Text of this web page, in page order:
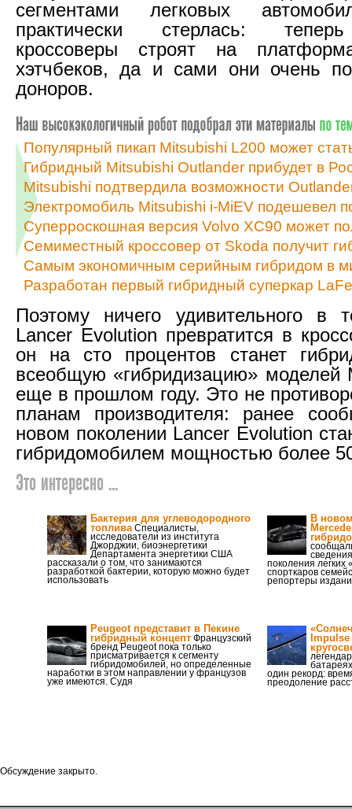
сегментами легковых
практически стерлась:
кроссоверы строят на
хэтчбеков, да и сами они очень
доноров.
Популярный пикап Mitsubishi L200 может
Гибридный Mitsubishi Outlander прибудет в
Mitsubishi подтвердила возможности
Электромобиль Mitsubishi i-MiEV подешевел
Суперроскошная версия Volvo XC90 может
Семиместный кроссовер от Skoda получит
Самым экономичным серийным гибридом в
Разработан первый гибридный суперкар
Поэтому ничего удивительного в
Lancer Evolution превратится в
он на сто процентов станет
всеобщую «гибридизацию» моделей
еще в прошлом году. Это не
планам производителя: ранее
новом поколении Lancer Evolution
гибридомобилем мощностью более
Это интересно ...
Бактерия для углеводородного
топливаСпециалисты,
исследователи из института
Джорджии, биоэнергетики
Департамента энергетики США
рассказали о том, что занимаются
разработкой бактерии, которую можно будет
использовать
В
поколения легких
спорткаров
репортеры
Peugeot представит в Пекине
гибридный концепт Французский
бренд Peugeot пока только
присматривается к сегменту
гибридомобилей, но определенные
наработки в этом направлении у французов
уже имеются. Судя
один рекорд:
преодоление
Обсуждение закрыто.